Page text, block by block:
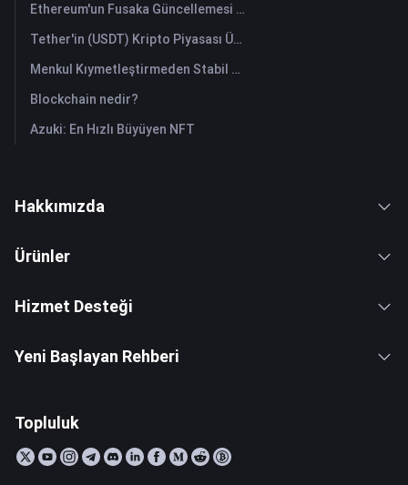
Ethereum'un Fusaka Güncellemesi Ölçekleme Planını Nasıl Yeniden Şekillendiriyor?
Tether'in (USDT) Kripto Piyasası Üzerindeki Etkisi: Boğa Piyasasını Güçlendirmek mi Yoksa Büyük Risk mi?
Menkul Kıymetleştirmeden Stabil Kripto Paralara: Gerçek Dünya Varlıkları Küresel Sermayeyi Nasıl Yeniden Şekillendiriyor?
Blockchain nedir?
Azuki: En Hızlı Büyüyen NFT
Hakkımızda
Ürünler
Hizmet Desteği
Yeni Başlayan Rehberi
Topluluk